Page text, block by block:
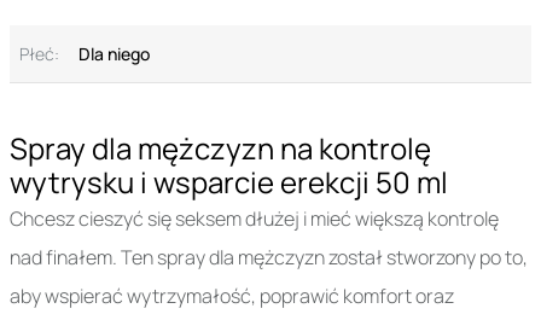
Spray dla mężczyzn na kontrolę
wytrysku i wsparcie erekcji 50 ml
Chcesz cieszyć się seksem dłużej i mieć większą kontrolę
nad finałem. Ten spray dla mężczyzn został stworzony po to,
aby wspierać wytrzymałość, poprawić komfort oraz
Płeć: Dla niego